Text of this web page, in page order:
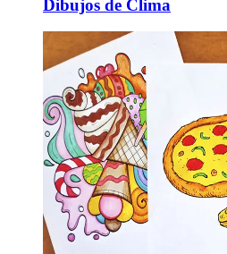
Dibujos de Clima